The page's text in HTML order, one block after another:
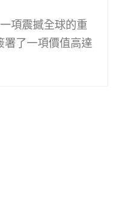
項震撼全球的重
了一項價值高達